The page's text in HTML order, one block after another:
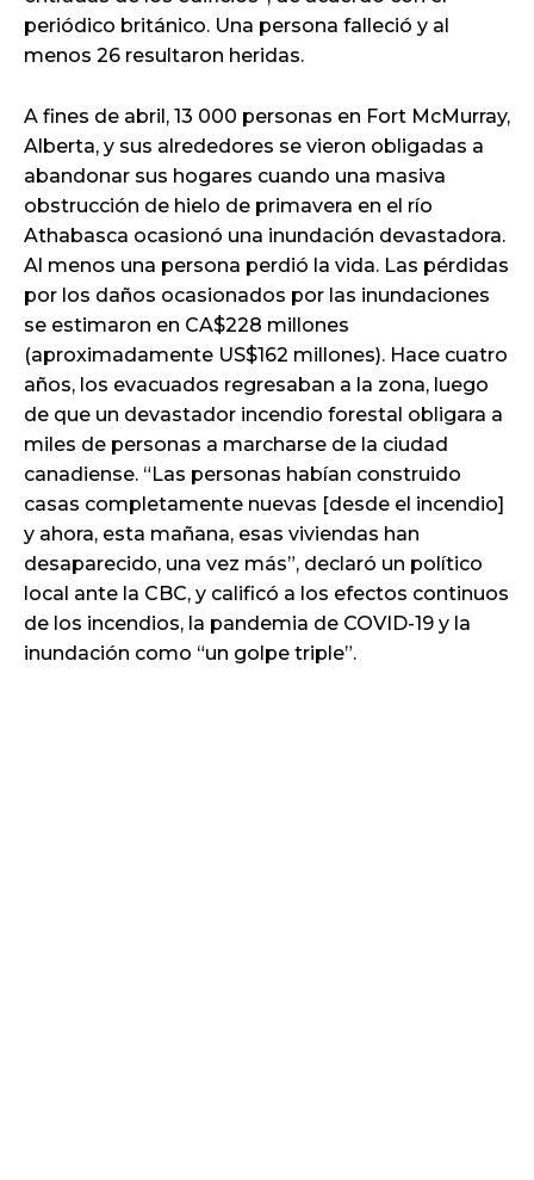
periódico británico. Una persona falleció y al
menos 26 resultaron heridas.
A fines de abril, 13 000 personas en Fort McMurray,
Alberta, y sus alrededores se vieron obligadas a
abandonar sus hogares cuando una masiva
obstrucción de hielo de primavera en el río
Athabasca ocasionó una inundación devastadora.
Al menos una persona perdió la vida. Las pérdidas
por los daños ocasionados por las inundaciones
se estimaron en CA$228 millones
(aproximadamente US$162 millones). Hace cuatro
años, los evacuados regresaban a la zona, luego
de que un devastador incendio forestal obligara a
miles de personas a marcharse de la ciudad
canadiense. “Las personas habían construido
casas completamente nuevas [desde el incendio]
y ahora, esta mañana, esas viviendas han
desaparecido, una vez más”, declaró un político
local ante la CBC, y calificó a los efectos continuos
de los incendios, la pandemia de COVID-19 y la
inundación como “un golpe triple”.